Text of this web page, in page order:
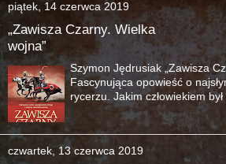
piątek, 14 czerwca 2019
„Zawisza Czarny. Wielka
wojna”
Szymon Jędrusiak „Zawisza
Fascynująca opowieść o
rycerzu. Jakim człowiekiem
czwartek, 13 czerwca 2019